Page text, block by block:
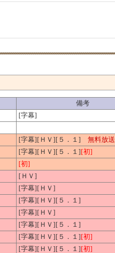
備考
[字幕]
[字幕][ＨＶ][５．１] 無料放送
[字幕][ＨＶ][５．１][初]
[初]
[ＨＶ]
[字幕][ＨＶ]
[字幕][ＨＶ][５．１]
[字幕][ＨＶ]
[字幕][ＨＶ][５．１]
[字幕][ＨＶ][５．１][初]
[字幕][ＨＶ][５．１][初]